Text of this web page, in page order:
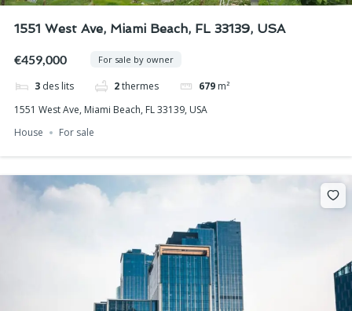
1551 West Ave, Miami Beach, FL 33139, USA
€459,000 For sale by owner
3 des lits 2thermes 679 m²
1551 West Ave, Miami Beach, FL 33139, USA
House
For sale